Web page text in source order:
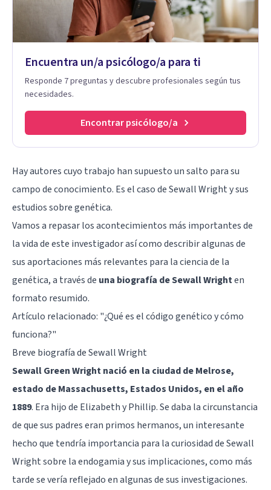
Encuentra un/a psicólogo/a para ti
Responde 7 preguntas y descubre profesionales según tus
necesidades.
Encontrar psicólogo/a
Hay autores cuyo trabajo han supuesto un salto para su
campo de conocimiento. Es el caso de Sewall Wright y sus
estudios sobre genética.
Vamos a repasar los acontecimientos más importantes de
la vida de este investigador así como describir algunas de
sus aportaciones más relevantes para la ciencia de la
genética, a través de una biografía de Sewall Wrighten
formato resumido.
Artículo relacionado: "¿Qué es el código genético y cómo
funciona?"
Breve biografía de Sewall Wright
Sewall Green Wright nació en la ciudad de Melrose,
estado de Massachusetts, Estados Unidos, en el año
1889. Era hijo de Elizabeth y Phillip. Se daba la circunstancia
de que sus padres eran primos hermanos, un interesante
hecho que tendría importancia para la curiosidad de Sewall
Wright sobre la endogamia y sus implicaciones, como más
tarde se vería reflejado en algunas de sus investigaciones.